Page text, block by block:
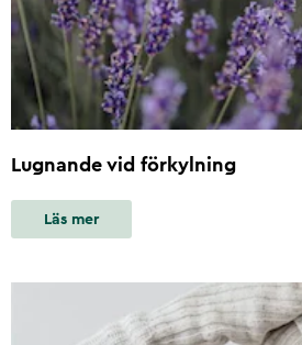
Lugnande vid förkylning
Läs mer